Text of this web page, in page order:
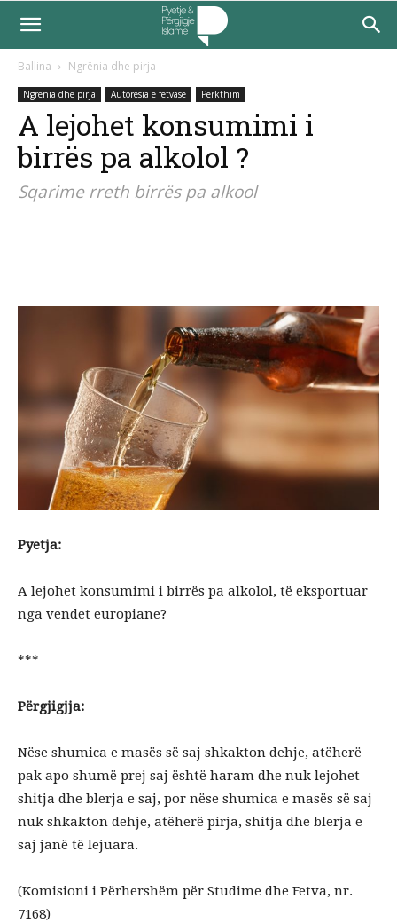
Ballina Ngrënia dhe pirja
Ngrënia dhe pirja Autorësia e fetvasë Përkthim
A lejohet konsumimi i
birrës pa alkolol ?
Sqarime rreth birrës pa alkool
Pyetja:
A lejohet konsumimi i birrës pa alkolol, të eksportuar
nga vendet europiane?
***
Përgjigjja:
Nëse shumica e masës së saj shkakton dehje, atëherë
pak apo shumë prej saj është haram dhe nuk lejohet
shitja dhe blerja e saj, por nëse shumica e masës së saj
nuk shkakton dehje, atëherë pirja, shitja dhe blerja e
saj janë të lejuara.
(Komisioni i Përhershëm për Studime dhe Fetva, nr.
7168)